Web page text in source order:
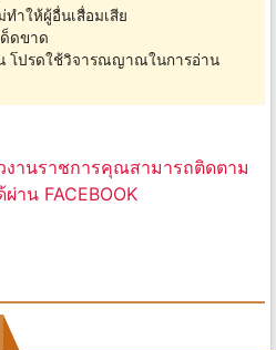
ำให้ผู้อื่นเสื่อมเสีย
ดขาด
โปรดใช้วิจารณญาณในการอ่าน
งานราชการคุณสามารถติดตาม
าน FACEBOOK